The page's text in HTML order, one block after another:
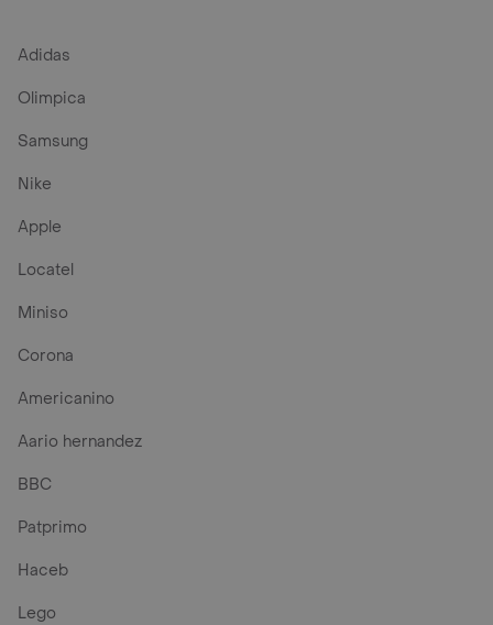
Adidas
Olimpica
Samsung
Nike
Apple
Locatel
Miniso
Corona
Americanino
Aario hernandez
BBC
Patprimo
Haceb
Lego